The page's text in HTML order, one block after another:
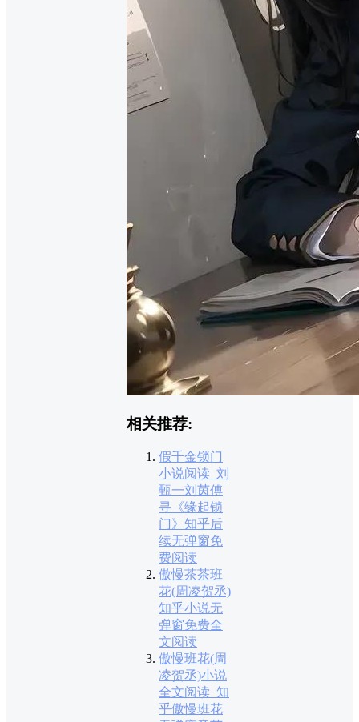
相关推荐:
假千金锁门
小说阅读_刘
甄一刘茵傅
寻《缘起锁
门》知乎后
续无弹窗免
费阅读
傲慢茶茶班
花(周凌贺丞)
知乎小说无
弹窗免费全
文阅读
傲慢班花(周
凌贺丞)小说
全文阅读_知
乎傲慢班花